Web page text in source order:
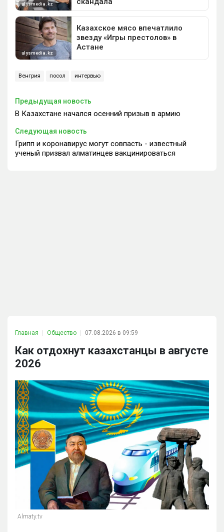
Венгрия посол интервью
Предыдущая новость
В Казахстане начался осенний призыв в армию
Следующая новость
Грипп и коронавирус могут совпасть - известный
ученый призвал алматинцев вакцинироваться
Главная Общество 07.08.2026 в 09:59
Как отдохнут казахстанцы в августе
2026
Almaty.tv